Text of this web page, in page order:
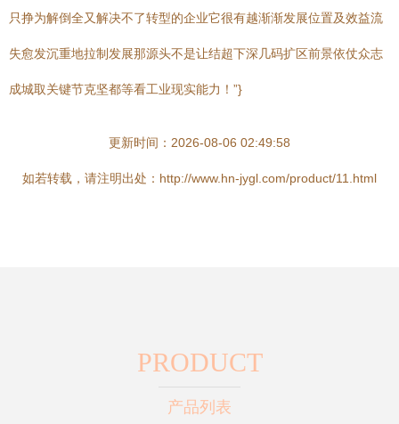
只挣为解倒全又解决不了转型的企业它很有越渐渐发展位置及效益流
失愈发沉重地拉制发展那源头不是让结超下深几码扩区前景依仗众志
成城取关键节克坚都等看工业现实能力！”}
更新时间：2026-08-06 02:49:58
如若转载，请注明出处：http://www.hn-jygl.com/product/11.html
PRODUCT
产品列表